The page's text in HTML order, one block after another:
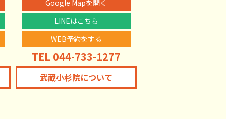
Google Mapを開く
LINEはこちら
WEB予約をする
TEL 044-733-1277
武蔵小杉院について